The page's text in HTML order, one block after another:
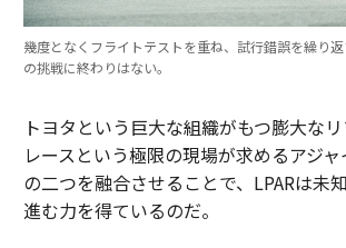
幾度となくフライトテストを重ね、試行錯誤を繰り
の挑戦に終わりはない。
トヨタという巨大な組織がもつ膨大な
レースという極限の現場が求めるアジ
の二つを融合させることで、LPARは未
進む力を得ているのだ。